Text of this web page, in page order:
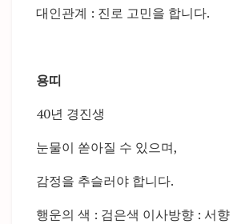
대인관계 : 진로 고민을 합니다.
용띠
40년 경진생
눈물이 쏟아질 수 있으며,
감정을 추슬러야 합니다.
행운의 색 : 검은색 이사방향 : 서향